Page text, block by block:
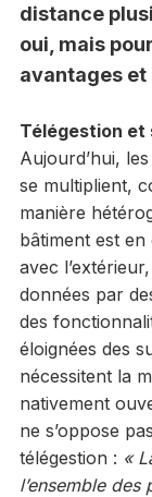
distance
oui, mais
avantages
Télégestion et
Aujourd’hui,
se multiplient,
manière
bâtiment est en
avec
données par
des
éloignées des
nécessitent la
nativement
ne s’oppose
télégestion : «
l’ensemble